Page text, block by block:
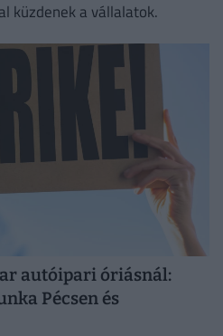
küzdenek a vállalatok.
autóipari óriásnál:
Pécsen és